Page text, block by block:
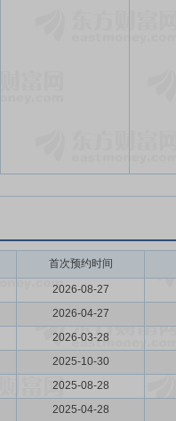
首次预约时间
2026-08-27
2026-04-27
2026-03-28
2025-10-30
2025-08-28
2025-04-28